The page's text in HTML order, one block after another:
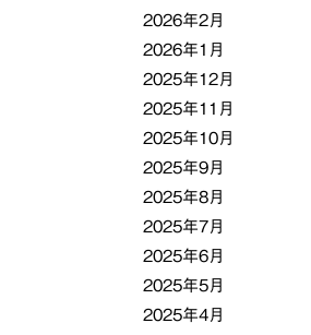
2026年2月
2026年1月
2025年12月
2025年11月
2025年10月
2025年9月
2025年8月
2025年7月
2025年6月
2025年5月
2025年4月